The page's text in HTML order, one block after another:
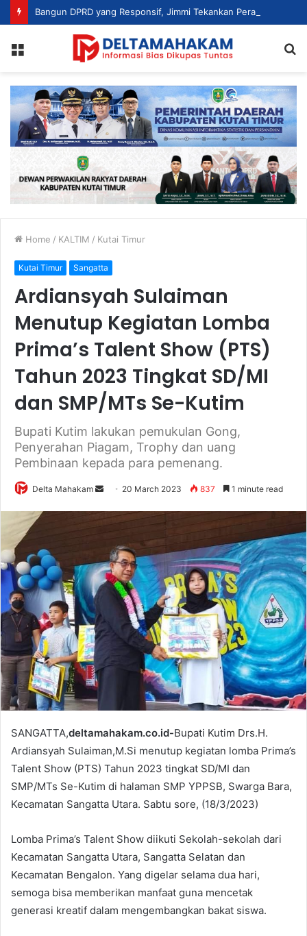
Home / KALTIM / Kutai Timur
Kutai Timur Sangatta
Ardiansyah Sulaiman
Menutup Kegiatan Lomba
Prima’s Talent Show (PTS)
Tahun 2023 Tingkat SD/MI
dan SMP/MTs Se-Kutim
Bupati Kutim lakukan pemukulan Gong,
Penyerahan Piagam, Trophy dan uang
Pembinaan kepada para pemenang.
Delta Mahakam
n
e
a
i
20 March 2023 837 1 minute read
SANGATTA,deltamahakam.co.id-Bupati Kutim Drs.H.
Ardiansyah Sulaiman,M.Si menutup kegiatan lomba Prima’s
Talent Show (PTS) Tahun 2023 tingkat SD/MI dan
SMP/MTs Se-Kutim di halaman SMP YPPSB, Swarga Bara,
Kecamatan Sangatta Utara. Sabtu sore, (18/3/2023)
Lomba Prima’s Talent Show diikuti Sekolah-sekolah dari
Kecamatan Sangatta Utara, Sangatta Selatan dan
Kecamatan Bengalon. Yang digelar selama dua hari,
semoga bisa memberikan manfaat guna mencetak
generasi kreatif dalam mengembangkan bakat siswa.